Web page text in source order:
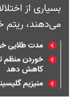
بسیاری از
می‌دهند، ریتم‌
مدت طلایی
خوردن منظم
کاهش دهد
منیزیم